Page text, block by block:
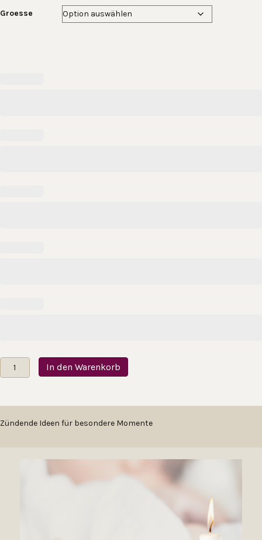
Groesse
Taufkerze
Lebensbaum
Menge
In den Warenkorb
Zündende Ideen für besondere Momente